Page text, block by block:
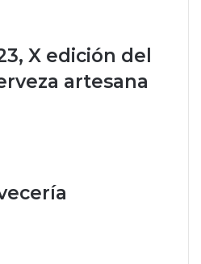
X edición del
artesana